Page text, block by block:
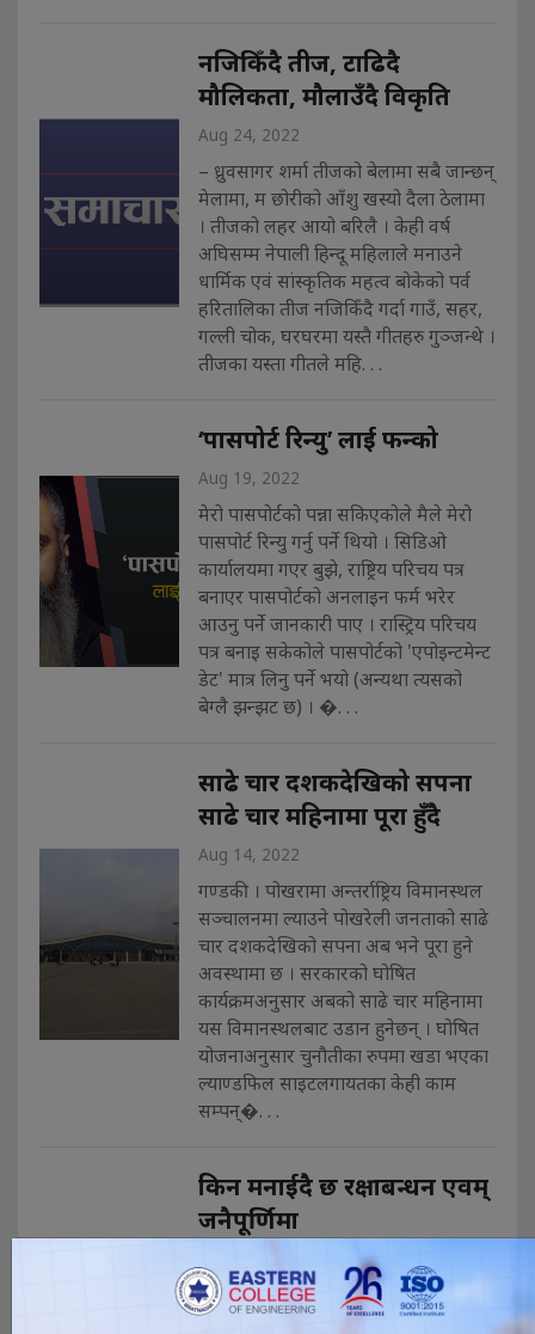
नजिकिँदै तीज, टाढिदै
मौलिकता, मौलाउँदै विकृति
Aug 24, 2022
– ध्रुवसागर शर्मा तीजको बेलामा सबै जान्छन्
मेलामा, म छोरीको आँशु खस्यो दैला ठेलामा
। तीजको लहर आयो बरिलै । केही वर्ष
अघिसम्म नेपाली हिन्दू महिलाले मनाउने
धार्मिक एवं सांस्कृतिक महत्व बोकेको पर्व
हरितालिका तीज नजिकिँदै गर्दा गाउँ, सहर,
गल्ली चोक, घरघरमा यस्तै गीतहरु गुञ्जन्थे ।
तीजका यस्ता गीतले महि. . .
‘पासपोर्ट रिन्यु’ लाई फन्को
Aug 19, 2022
मेरो पासपोर्टको पन्ना सकिएकोले मैले मेरो
पासपोर्ट रिन्यु गर्नु पर्ने थियो । सिडिओ
कार्यालयमा गएर बुझे, राष्ट्रिय परिचय पत्र
बनाएर पासपोर्टको अनलाइन फर्म भरेर
आउनु पर्ने जानकारी पाए । रास्ट्रिय परिचय
पत्र बनाइ सकेकोले पासपोर्टको 'एपोइन्टमेन्ट
डेट' मात्र लिनु पर्ने भयो (अन्यथा त्यसको
बेग्लै झन्झट छ) । �. . .
साढे चार दशकदेखिको सपना
साढे चार महिनामा पूरा हुँदै
Aug 14, 2022
गण्डकी । पोखरामा अन्तर्राष्ट्रिय विमानस्थल
सञ्चालनमा ल्याउने पोखरेली जनताको साढे
चार दशकदेखिको सपना अब भने पूरा हुने
अवस्थामा छ । सरकारको घोषित
कार्यक्रमअनुसार अबको साढे चार महिनामा
यस विमानस्थलबाट उडान हुनेछन् । घोषित
योजनाअनुसार चुनौतीका रुपमा खडा भएका
ल्याण्डफिल साइटलगायतका केही काम
सम्पन्�. . .
किन मनाईदै छ रक्षाबन्धन एवम्
जनैपूर्णिमा
चन्द्र पौडेल समथर फाटका गह्राहरुदेखि
गौरिखेतसम्मको रोपाई सकिसक्यो होला,